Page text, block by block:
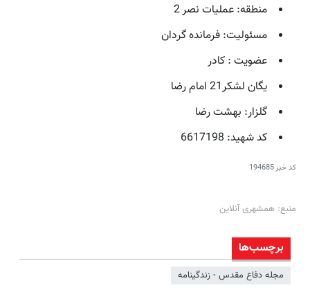
منطقه: عملیات نصر 2
مسئولیت: فرمانده گردان
عضویت : کادر
یگان لشکر21 امام رضا
گلزار: بهشت رضا
کد شهید: 6617198
کد خبر194685
منبع: همشهری آنلاین
برچسب‌ها
مجله دفاع مقدس - زندگینامه